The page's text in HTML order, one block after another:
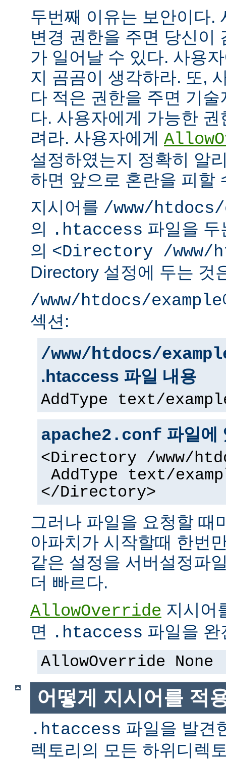
두번째 이유는 보안이다.
변경 권한을 주면 당신이
가 일어날 수 있다. 사용
지 곰곰이 생각하라. 또,
다 적은 권한을 주면 기
다. 사용자에게 가능한
려라. 사용자에게
설정하였는지 정확히 알
하면 앞으로 혼란을 피할
지시어를 /www/
의
.htaccess 파일을
의 <Directory /www/
Directory 설정에 두는 것
/www/htdocs/example
섹션:
/www/htdocs/
.htaccess 파일 내용
AddType text/
apache2.conf 파일에
<Directory /www/
AddType text/
</Directory>
그러나 파일을 요청할 때
아파치가 시작할때 한번
같은 설정을 서버설정파
더 빠르다.
AllowOverride 지시어
면 .htaccess 파일을
AllowOverride None
어떻게 지시어를 적
.htaccess 파일을 발견
렉토리의 모든 하위디렉